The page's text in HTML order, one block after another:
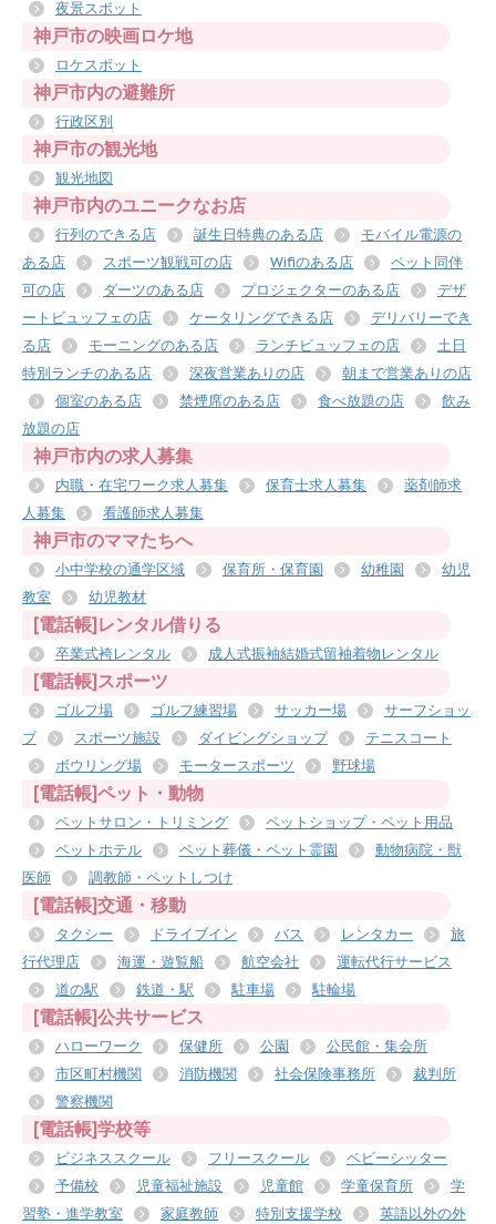
夜景スポット
神戸市の映画ロケ地
ロケスポット
神戸市内の避難所
行政区別
神戸市の観光地
観光地図
神戸市内のユニークなお店
行列のできる店 誕生日特典のある店
モバイル電源の
ある店
スポーツ観戦可の店 Wifiのある店
ペット同伴
可の店
ダーツのある店 プロジェクターのある店
デザ
ートビュッフェの店
ケータリングできる店
デリバリーでき
る店
モーニングのある店 ランチビュッフェの店
土日
特別ランチのある店
深夜営業ありの店
朝まで営業ありの店
個室のある店
禁煙席のある店 食べ放題の店
飲み
放題の店
神戸市内の求人募集
内職・在宅ワーク求人募集 保育士求人募集
薬剤師求
人募集
看護師求人募集
神戸市のママたちへ
小中学校の通学区域 保育所・保育園 幼稚園
幼児
教室
幼児教材
[電話帳]レンタル借りる
卒業式袴レンタル 成人式振袖結婚式留袖着物レンタル
[電話帳]スポーツ
ゴルフ場 ゴルフ練習場 サッカー場
サーフショッ
プ
スポーツ施設 ダイビングショップ
テニスコート
ボウリング場
モータースポーツ 野球場
[電話帳]ペット・動物
ペットサロン・トリミング
ペットショップ・ペット用品
ペットホテル
ペット葬儀・ペット霊園
動物病院・獣
医師
調教師・ペットしつけ
[電話帳]交通・移動
タクシー ドライブイン バス レンタカー
旅
行代理店
海運・遊覧船 航空会社
運転代行サービス
道の駅
鉄道・駅 駐車場 駐輪場
[電話帳]公共サービス
ハローワーク 保健所 公園
公民館・集会所
市区町村機関
消防機関 社会保険事務所
裁判所
警察機関
[電話帳]学校等
ビジネススクール フリースクール
ベビーシッター
予備校
児童福祉施設 児童館 学童保育所
学
習塾・進学教室
家庭教師 特別支援学校 英語以外の外